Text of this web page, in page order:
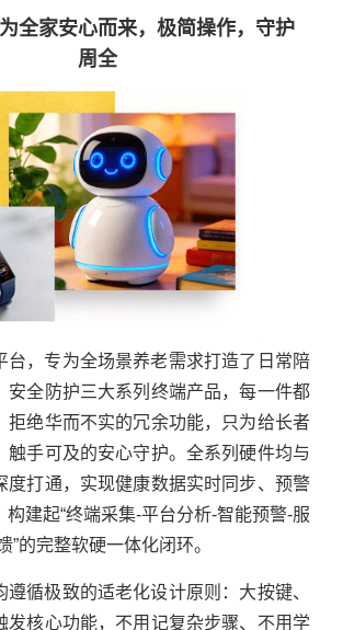
全家安心而来，极简操作，守护
周全
台，专为全场景养老需求打造了日常陪
安全防护三大系列终端产品，每一件都
拒绝华而不实的冗余功能，只为给长者
触手可及的安心守护。全系列硬件均与
度打通，实现健康数据实时同步、预警
构建起“终端采集-平台分析-智能预警-服
”的完整软硬一体化闭环。
遵循极致的适老化设计原则：大按键、
发核心功能，不用记复杂步骤、不用学